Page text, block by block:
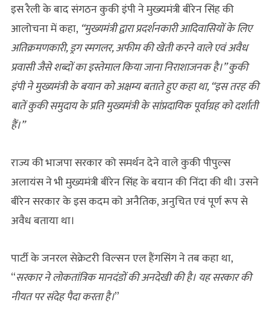
इस रैली के बाद संगठन कुकी इंपी ने मुख्‍यमंत्री बीरेन सिंह की
आलोचना में कहा, “मुख्यमंत्री द्वारा प्रदर्शनकारी आदिवासियों के लिए
अतिक्रमणकारी, ड्रग स्मगलर, अफीम की खेती करने वाले एवं अवैध
प्रवासी जैसे शब्दों का इस्तेमाल किया जाना निराशाजनक है।” कुकी
इंपी ने मुख्यमंत्री के बयान को अक्षम्य बताते हुए कहा था, “इस तरह की
बातें कुकी समुदाय के प्रति मुख्यमंत्री के सांप्रदायिक पूर्वाग्रह को दर्शाती
हैं।”
राज्य की भाजपा सरकार को समर्थन देने वाले कुकी पीपुल्स
अलायंस ने भी मुख्यमंत्री बीरेन सिंह के बयान की निंदा की थी। उसने
बीरेन सरकार के इस कदम को अनैतिक, अनुचित एवं पूर्ण रूप से
अवैध बताया था।
पार्टी के जनरल सेक्रेटरी विल्सन एल हैंगसिंग ने तब कहा था,
“सरकार ने लोकतांत्रिक मानदंडों की अनदेखी की है। यह सरकार की
नीयत पर संदेह पैदा करता है।”